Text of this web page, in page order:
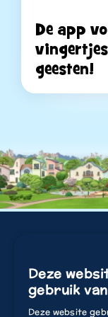
De app
geesten!
Kijken
Spelen
Deze
gebruik
Deze website